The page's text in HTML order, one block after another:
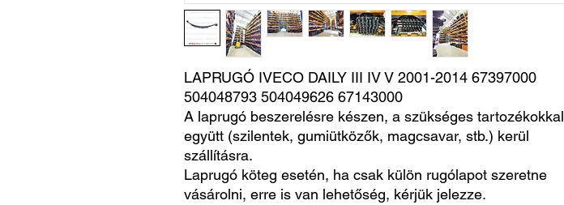
LAPRUGÓ IVECO DAILY III IV V 2001-2014 67397000
504048793 504049626 67143000
A laprugó beszerelésre készen, a szükséges tartozékokkal
együtt (szilentek, gumiütközők, magcsavar, stb.) kerül
szállításra.
Laprugó köteg esetén, ha csak külön rugólapot szeretne
vásárolni, erre is van lehetőség, kérjük jelezze.